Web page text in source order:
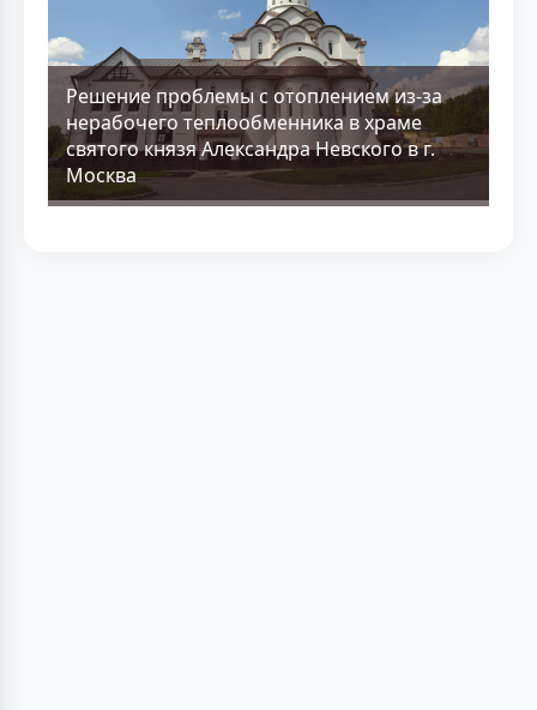
Решение проблемы с отоплением из-за
нерабочего теплообменника в храме
святого князя Александра Невского в г.
Москва